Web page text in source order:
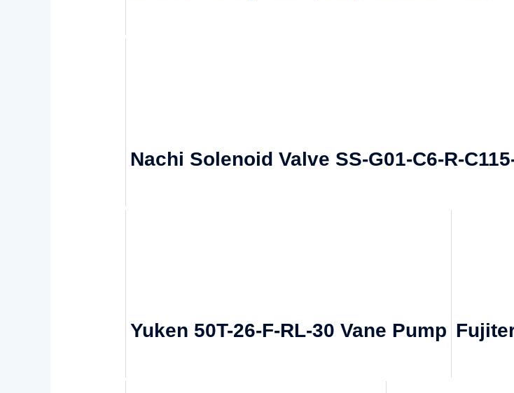
Nachi Solenoid Valve SS-G01-C6-R-
Yuken 50T-26-F-RL-30 Vane Pump